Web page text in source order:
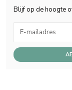
Blijf op de hoogte